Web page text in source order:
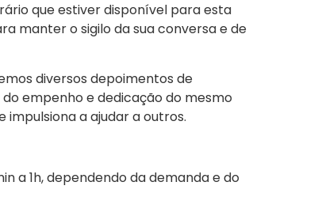
que estiver disponível para esta
manter o sigilo da sua conversa e de
diversos depoimentos de
empenho e dedicação do mesmo
a ajudar a outros.
a 1h, dependendo da demanda e do